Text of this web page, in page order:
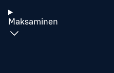
Maksaminen